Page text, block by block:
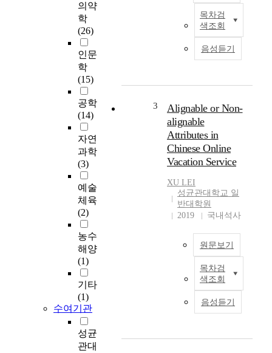
의약
학
(26)
인문
학
(15)
공학
(14)
자연
과학
(3)
예술
체육
(2)
농수
해양
(1)
기타
(1)
수여기관
성균
관대
목차검
색조회
음성듣기
3
Alignable or Non-
alignable
Attributes in
Chinese Online
Vacation Service
XU LEI
성균관대학교 일
반대학원
2019
국내석사
원문보기
목차검
색조회
음성듣기